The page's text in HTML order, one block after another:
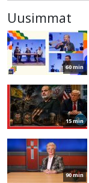
Uusimmat
60 min
15 min
90 min